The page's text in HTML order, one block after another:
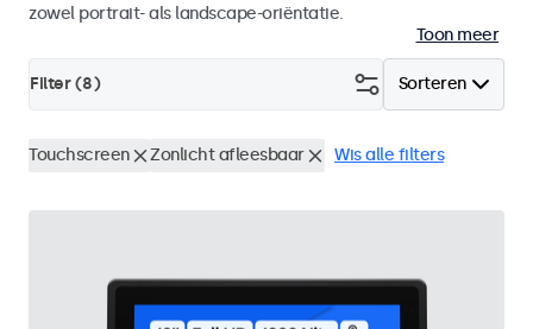
zowel portrait- als landscape-oriëntatie.
Toon meer
Sorteren
Filter (8)
Touchscreen Zonlicht afleesbaar Wis alle filters